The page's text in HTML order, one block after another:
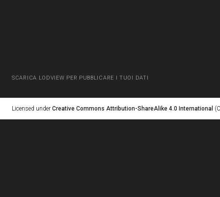
SCARICA LODVIEW PER PUBBLICARE I TUOI DATI
Licensed under Creative Commons Attribution-ShareAlike 4.0 International